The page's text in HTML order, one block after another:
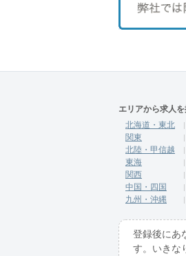
エリアから求人
北海道・東北
関東
北陸・甲信越
東海
関西
中国・四国
九州・沖縄
登録後にあ
す。いきな